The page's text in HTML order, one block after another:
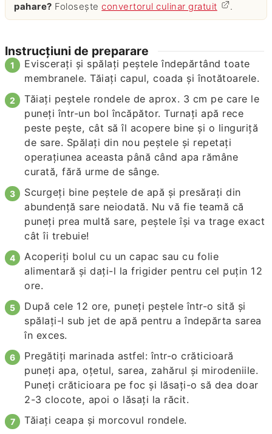
pahare? Foloseșteconvertorul culinar gratuit .
Instrucțiuni de preparare
Eviscerați și spălați peștele îndepărtând toate
membranele. Tăiați capul, coada și înotătoarele.
Tăiați peștele rondele de aprox. 3 cm pe care le
puneți într-un bol încăpător. Turnați apă rece
peste pește, cât să îl acopere bine și o linguriță
de sare. Spălați din nou peștele și repetați
operațiunea aceasta până când apa rămâne
curată, fără urme de sânge.
Scurgeți bine peștele de apă și presărați din
abundență sare neiodată. Nu vă fie teamă că
puneți prea multă sare, peștele își va trage exact
cât îi trebuie!
Acoperiți bolul cu un capac sau cu folie
alimentară și dați-l la frigider pentru cel puțin 12
ore.
După cele 12 ore, puneți peștele într-o sită și
spălați-l sub jet de apă pentru a îndepărta sarea
în exces.
Pregătiți marinada astfel: într-o crăticioară
puneți apa, oțetul, sarea, zahărul și mirodeniile.
Puneți crăticioara pe foc și lăsați-o să dea doar
2-3 clocote, apoi o lăsați la răcit.
Tăiați ceapa și morcovul rondele.